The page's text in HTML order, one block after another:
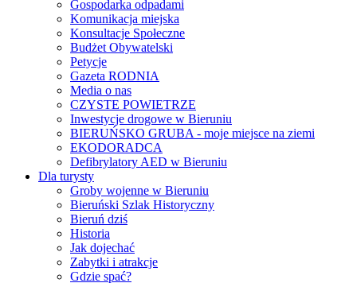
Gospodarka odpadami
Komunikacja miejska
Konsultacje Społeczne
Budżet Obywatelski
Petycje
Gazeta RODNIA
Media o nas
CZYSTE POWIETRZE
Inwestycje drogowe w Bieruniu
BIERUŃSKO GRUBA - moje miejsce na ziemi
EKODORADCA
Defibrylatory AED w Bieruniu
Dla turysty
Groby wojenne w Bieruniu
Bieruński Szlak Historyczny
Bieruń dziś
Historia
Jak dojechać
Zabytki i atrakcje
Gdzie spać?